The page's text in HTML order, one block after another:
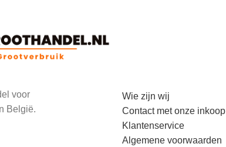
voor
België.
Wie zijn wij
Contact met onze inkoop
Klantenservice
Algemene voorwaarden